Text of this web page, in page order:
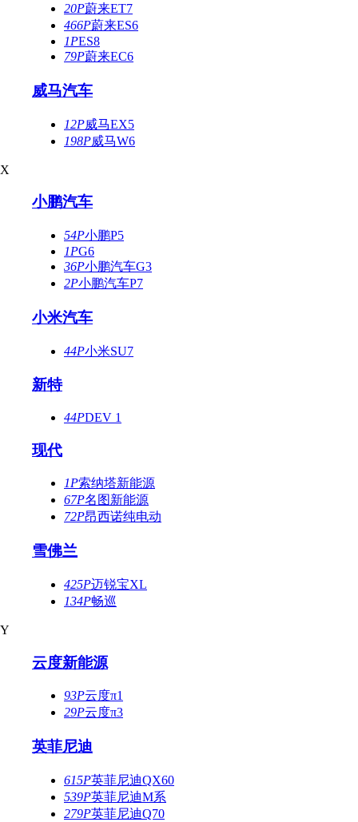
20P蔚来ET7
466P蔚来ES6
1PES8
79P蔚来EC6
威马汽车
12P威马EX5
198P威马W6
X
小鹏汽车
54P小鹏P5
1PG6
36P小鹏汽车G3
2P小鹏汽车P7
小米汽车
44P小米SU7
新特
44PDEV 1
现代
1P索纳塔新能源
67P名图新能源
72P昂西诺纯电动
雪佛兰
425P迈锐宝XL
134P畅巡
Y
云度新能源
93P云度π1
29P云度π3
英菲尼迪
615P英菲尼迪QX60
539P英菲尼迪M系
279P英菲尼迪Q70